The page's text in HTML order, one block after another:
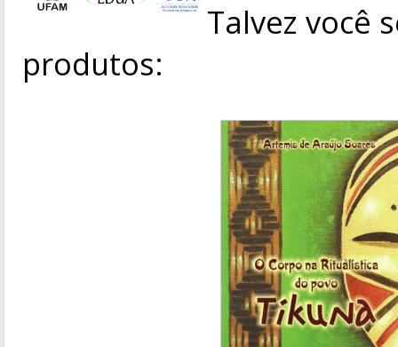
Talvez você
produtos: